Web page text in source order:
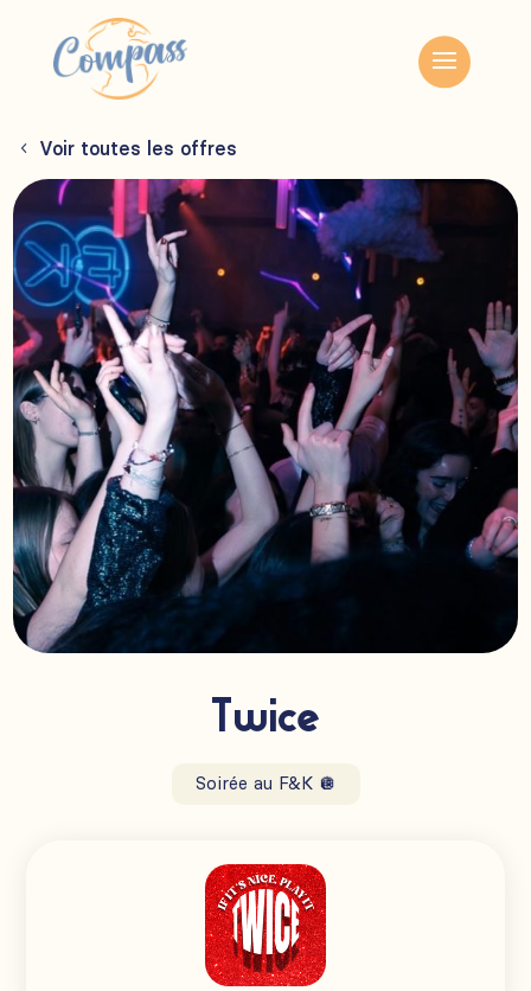
Voir toutes les offres
Twice
Soirée au F&K 🪩